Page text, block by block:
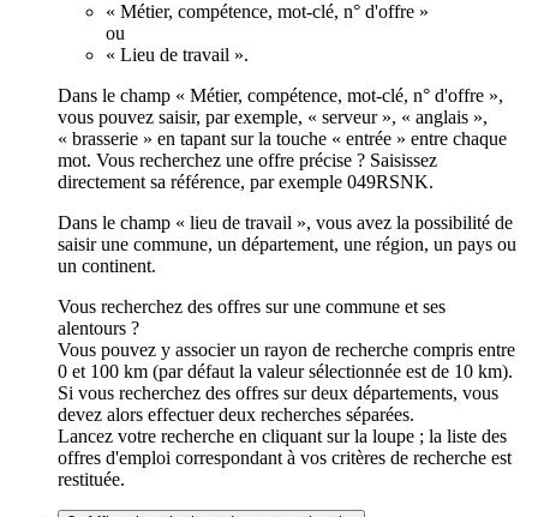
« Métier, compétence, mot-clé, n° d'offre »
ou
« Lieu de travail ».
Dans le champ « Métier, compétence, mot-clé, n° d'offre »,
vous pouvez saisir, par exemple, « serveur », « anglais »,
« brasserie » en tapant sur la touche « entrée » entre chaque
mot. Vous recherchez une offre précise ? Saisissez
directement sa référence, par exemple 049RSNK.
Dans le champ « lieu de travail », vous avez la possibilité de
saisir une commune, un département, une région, un pays ou
un continent.
Vous recherchez des offres sur une commune et ses
alentours ?
Vous pouvez y associer un rayon de recherche compris entre
0 et 100 km (par défaut la valeur sélectionnée est de 10 km).
Si vous recherchez des offres sur deux départements, vous
devez alors effectuer deux recherches séparées.
Lancez votre recherche en cliquant sur la loupe ; la liste des
offres d'emploi correspondant à vos critères de recherche est
restituée.